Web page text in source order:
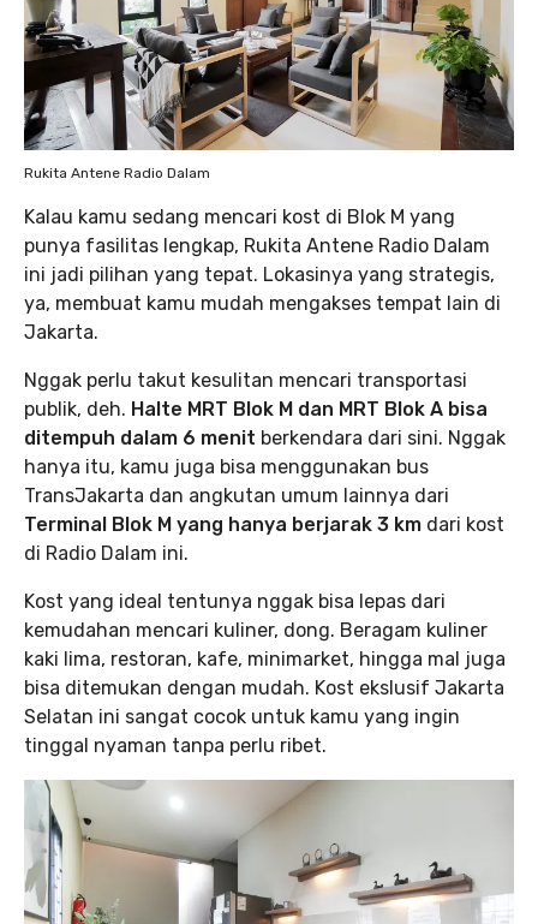
Rukita Antene Radio Dalam
Kalau kamu sedang mencari kost di Blok M yang
punya fasilitas lengkap, Rukita Antene Radio Dalam
ini jadi pilihan yang tepat. Lokasinya yang strategis,
ya, membuat kamu mudah mengakses tempat lain di
Jakarta.
Nggak perlu takut kesulitan mencari transportasi
publik, deh. Halte MRT Blok M dan MRT Blok A bisa
ditempuh dalam 6 menit berkendara dari sini. Nggak
hanya itu, kamu juga bisa menggunakan bus
TransJakarta dan angkutan umum lainnya dari
Terminal Blok M yang hanya berjarak 3 km dari kost
di Radio Dalam ini.
Kost yang ideal tentunya nggak bisa lepas dari
kemudahan mencari kuliner, dong. Beragam kuliner
kaki lima, restoran, kafe, minimarket, hingga mal juga
bisa ditemukan dengan mudah. Kost ekslusif Jakarta
Selatan ini sangat cocok untuk kamu yang ingin
tinggal nyaman tanpa perlu ribet.